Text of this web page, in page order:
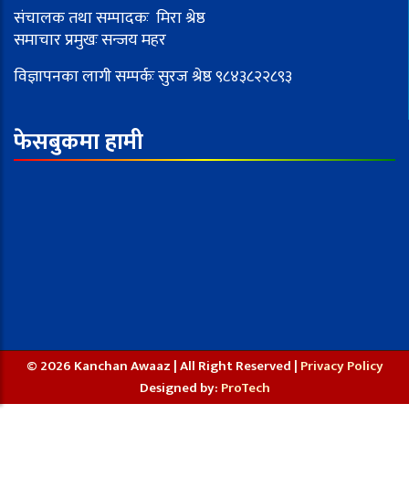
संचालक तथा सम्पादकः मिरा श्रेष्ठ
समाचार प्रमुखः सन्जय महर
विज्ञापनका लागी सम्पर्कः सुरज श्रेष्ठ ९८४३८२२८९३
फेसबुकमा हामी
© 2026 Kanchan Awaaz | All Right Reserved | Privacy Policy
Designed by: ProTech